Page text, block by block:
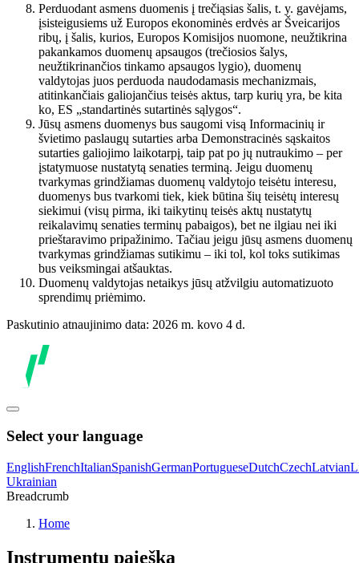
Perduodant asmens duomenis į trečiąsias šalis, t. y. gavėjams,
įsisteigusiems už Europos ekonominės erdvės ar Šveicarijos
ribų, į šalis, kurios, Europos Komisijos nuomone, neužtikrina
pakankamos duomenų apsaugos (trečiosios šalys,
neužtikrinančios tinkamo apsaugos lygio), duomenų
valdytojas juos perduoda naudodamasis mechanizmais,
atitinkančiais galiojančius teisės aktus, tarp kurių yra, be kita
ko, ES „standartinės sutartinės sąlygos“.
Jūsų asmens duomenys bus saugomi visą Informacinių ir
švietimo paslaugų sutarties arba Demonstracinės sąskaitos
sutarties galiojimo laikotarpį, taip pat po jų nutraukimo – per
įstatymuose nustatytą senaties terminą. Jeigu duomenų
tvarkymas grindžiamas duomenų valdytojo teisėtu interesu,
duomenys bus tvarkomi tiek, kiek būtina šių teisėtų interesų
siekimui (visų pirma, iki taikytinų teisės aktų nustatytų
reikalavimų senaties terminų pabaigos), bet ne ilgiau nei iki
prieštaravimo pripažinimo. Tačiau jeigu jūsų asmens duomenų
tvarkymas grindžiamas sutikimu – iki tol, kol toks sutikimas
bus veiksmingai atšauktas.
Duomenų valdytojas netaikys jūsų atžvilgiu automatizuoto
sprendimų priėmimo.
Paskutinio atnaujinimo data: 2026 m. kovo 4 d.
Select your language
EnglishFrenchItalianSpanishGermanPortugueseDutchCzechLatvian
Ukrainian
Breadcrumb
Home
Instrumentų paieška